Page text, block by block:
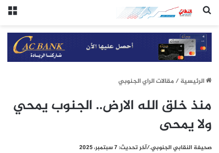
(النقابي الجنوبي:/خاص.)
الرئيسيِة/مقالات الراي الجنوبي
منذ خلق الله الارض.. الجنوب يمحي
ولا يمحى
صحيفة النقابي الجنوبي./آخر تحديث: 7 سبتمبر، 2025